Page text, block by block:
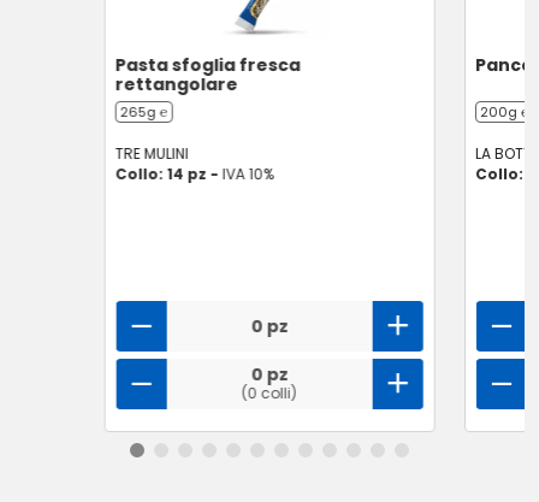
Pasta sfoglia fresca
rettangolare
265g ℮
TRE MULINI
Collo: 14 pz - IVA 10%
0 pz
0 pz
(0 colli)
200g ℮
LA
Collo: